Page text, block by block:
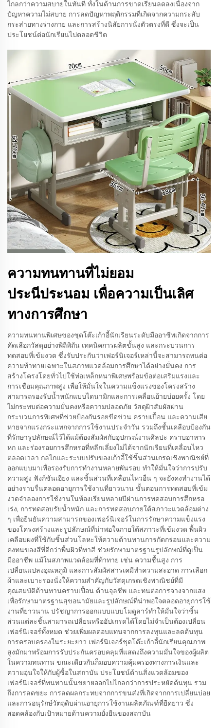
ไกลกว่าความสบายในทันที ทั้งในด้านการขาดเรียนลดลงเนื่องจาก
ปัญหาความไม่สบาย การลดปัญหาพฤติกรรมที่เกิดจากความกระสับ
กระส่ายทางร่างกาย และการสร้างนิสัยการนั่งตัวตรงที่ดี ซึ่งจะเป็น
ประโยชน์ต่อนักเรียนไปตลอดชีวิต
ความทนทานที่ไม่ยอม
ประนีประนอม เพื่อความเป็นเลิศ
ทางการศึกษา
ความทนทานพิเศษของชุดโต๊ะเก้าอี้นักเรียนระดับมืออาชีพเกิดจากการ
คัดเลือกวัสดุอย่างพิถีพิถัน เทคนิคการผลิตขั้นสูง และกระบวนการ
ทดสอบที่เข้มงวด ซึ่งรับประกันว่าเฟอร์นิเจอร์เหล่านี้จะสามารถทนต่อ
ความท้าทายเฉพาะในสภาพแวดล้อมการศึกษาได้อย่างมั่นคง การ
สร้างโครงโดยทั่วไปใช้ท่อเหล็กหนาพิเศษพร้อมข้อต่อเสริมแรงและ
การเชื่อมคุณภาพสูง เพื่อให้มั่นใจในความแข็งแรงของโครงสร้าง
สามารถรองรับน้ำหนักแบบไดนามิกและการเคลื่อนย้ายบ่อยครั้ง โดย
ไม่กระทบต่อความมั่นคงหรือความปลอดภัย วัสดุผิวสัมผัสผ่าน
กระบวนการพิเศษที่ช่วยป้องกันรอยขีดข่วน คราบเปื้อน และความเสีย
หายจากแรงกระแทกจากการใช้งานประจำวัน รวมถึงชั้นเคลือบป้องกัน
ที่รักษารูปลักษณ์ไว้ได้แม้ต้องสัมผัสกับอุปกรณ์งานศิลปะ คราบอาหาร
หก และร่องรอยการสึกหรอที่หลีกเลี่ยงไม่ได้จากนักเรียนที่เคลื่อนไหว
ตลอดเวลา กลไกและระบบปรับของเก้าอี้ใช้ชิ้นส่วนเกรดเชิงพาณิชย์ที่
ออกแบบมาเพื่อรองรับการทำงานหลายพันรอบ ทำให้มั่นใจว่าการปรับ
ความสูง ฟังก์ชันเอียง และชิ้นส่วนที่เคลื่อนไหวอื่น ๆ จะยังคงทำงานได้
อย่างราบรื่นตลอดอายุการใช้งานที่ยาวนาน ขั้นตอนการทดสอบที่เข้ม
งวดจำลองการใช้งานในห้องเรียนหลายปีผ่านการทดสอบการสึกหรอ
เร่ง, การทดสอบรับน้ำหนัก และการทดสอบภายใต้สภาวะแวดล้อมต่าง
ๆ เพื่อยืนยันความสามารถของเฟอร์นิเจอร์ในการรักษาความแข็งแรง
ของโครงสร้างและรูปลักษณ์ที่น่าพอใจภายใต้สภาวะที่เข้มงวด พื้นผิว
เคลือบผงที่ใช้กับชิ้นส่วนโลหะให้ความต้านทานการกัดกร่อนและความ
คงทนของสีที่ดีกว่าพื้นผิวที่ทาสี ช่วยรักษามาตรฐานรูปลักษณ์ที่ดูเป็น
มืออาชีพ แม้ในสภาพแวดล้อมที่ท้าทาย เช่น ความชื้นสูง การ
เปลี่ยนแปลงอุณหภูมิ และการสัมผัสสารเคมีทำความสะอาด การเลือก
ผ้าและเบาะรองนั่งให้ความสำคัญกับวัสดุเกรดเชิงพาณิชย์ที่มี
คุณสมบัติต้านทานคราบเปื้อน ต้านจุลชีพ และทนต่อการจางจากแสง
เพื่อรักษามาตรฐานสุขอนามัยและรูปลักษณ์ที่น่าพอใจตลอดอายุการใช้
งานที่ยาวนาน ปรัชญาการออกแบบแบบโมดูลาร์ทำให้มั่นใจว่าชิ้น
ส่วนแต่ละชิ้นสามารถเปลี่ยนหรืออัปเกรดได้โดยไม่จำเป็นต้องเปลี่ยน
เฟอร์นิเจอร์ทั้งหมด ช่วยเพิ่มผลตอบแทนจากการลงทุนและลดต้นทุน
การครอบครองในระยะยาว เฟอร์นิเจอร์ชุดโต๊ะเก้าอี้นักเรียนคุณภาพ
สูงมักมาพร้อมการรับประกันครอบคลุมที่แสดงถึงความมั่นใจของผู้ผลิต
ในความทนทาน ขณะเดียวกันก็มอบความคุ้มครองทางการเงินและ
ความอุ่นใจให้กับผู้ซื้อในสถาบัน ประโยชน์ด้านสิ่งแวดล้อมของ
เฟอร์นิเจอร์ที่ทนทานนั้นขยายออกไปไกลกว่าการประหยัดต้นทุน รวม
ถึงการลดขยะ การลดผลกระทบจากการขนส่งที่เกิดจากการเปลี่ยนบ่อย
และการอนุรักษ์วัตถุดิบผ่านอายุการใช้งานผลิตภัณฑ์ที่ยืดยาว ซึ่ง
สอดคล้องกับเป้าหมายด้านความยั่งยืนของสถาบัน